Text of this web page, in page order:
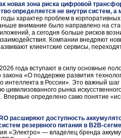
новая зона риска цифровой
определяется не внутри систем,
характер проблем в
внимание было направлено на
а сегодня больше рисков
Компании внедряют
клиентские сервисы,
года вступают в силу основные
«О поддержке развития
интеллекта в России». Это важный шаг
рынка
Впервые определено само понятие
расширяют доступность
резервного питания в B2B-
«Электро» — владелец бренда